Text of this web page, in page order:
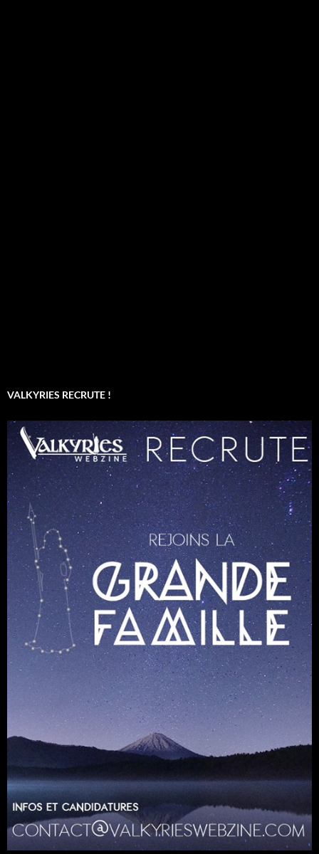
VALKYRIES RECRUTE !